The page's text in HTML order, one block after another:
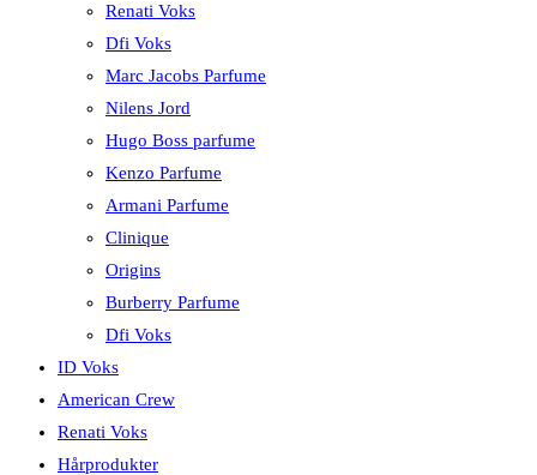
Renati Voks
Dfi Voks
Marc Jacobs Parfume
Nilens Jord
Hugo Boss parfume
Kenzo Parfume
Armani Parfume
Clinique
Origins
Burberry Parfume
Dfi Voks
ID Voks
American Crew
Renati Voks
Hårprodukter